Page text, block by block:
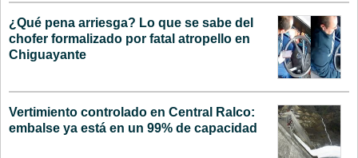
¿Qué pena arriesga? Lo que se sabe del
chofer formalizado por fatal atropello en
Chiguayante
Vertimiento controlado en Central Ralco:
embalse ya está en un 99% de capacidad